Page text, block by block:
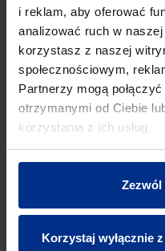
i reklam, aby oferować
analizować ruch w
korzystasz z naszej
społecznościowym,
Partnerzy mogą
otrzymanymi od Ciebie
korzystania z ich usług.
Zezwól
Korzystaj wyłącznie
W celu
rozwiązań
materiałami
wewnętrznych.
zawierają
oferowanych
praktycznych
przygotowanie do